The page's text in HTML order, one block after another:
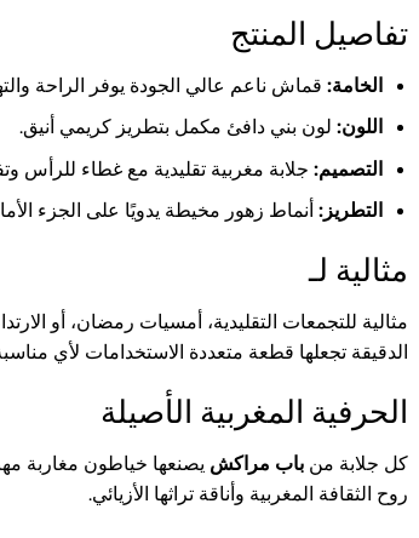
تفاصيل المنتج
الخامة: قماش ناعم عالي الجودة يوفر الراحة
اللون: لون بني دافئ مكمل بتطريز كريمي أنيق.
التصميم: جلابة مغربية تقليدية مع غطاء للرأس
التطريز: أنماط زهور مخيطة يدويًا على الجزء
مثالية لـ
مثالية للتجمعات التقليدية، أمسيات رمضان، أو
الدقيقة تجعلها قطعة متعددة الاستخدامات لأي
الحرفية المغربية الأصيلة
كل جلابة منباب مراكش يصنعها خياطون مغاربة
روح الثقافة المغربية وأناقة تراثها الأزيائي.